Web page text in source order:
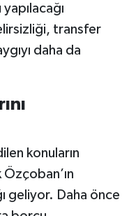
transfer
daha da
konuların
geliyor. Daha önce